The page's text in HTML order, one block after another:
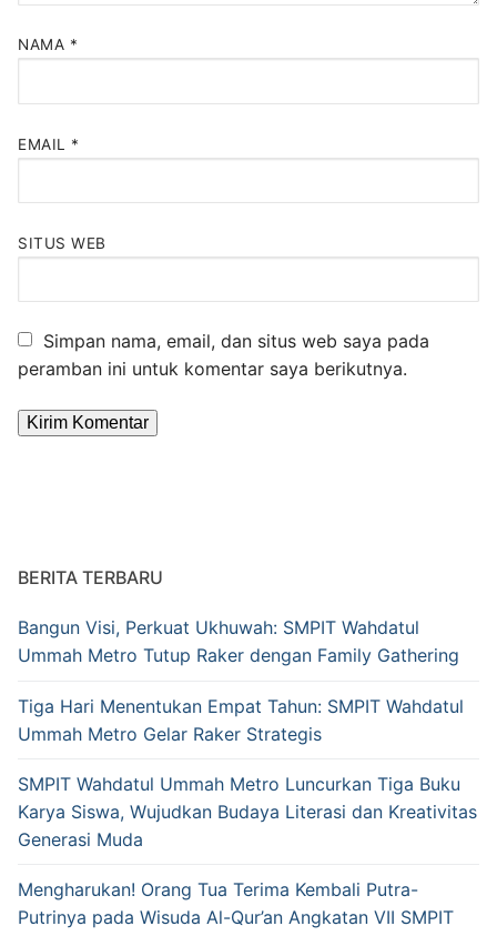
NAMA *
EMAIL *
SITUS WEB
Simpan nama, email, dan situs web saya pada
peramban ini untuk komentar saya berikutnya.
BERITA TERBARU
Bangun Visi, Perkuat Ukhuwah: SMPIT Wahdatul
Ummah Metro Tutup Raker dengan Family Gathering
Tiga Hari Menentukan Empat Tahun: SMPIT Wahdatul
Ummah Metro Gelar Raker Strategis
SMPIT Wahdatul Ummah Metro Luncurkan Tiga Buku
Karya Siswa, Wujudkan Budaya Literasi dan Kreativitas
Generasi Muda
Mengharukan! Orang Tua Terima Kembali Putra-
Putrinya pada Wisuda Al-Qur’an Angkatan VII SMPIT